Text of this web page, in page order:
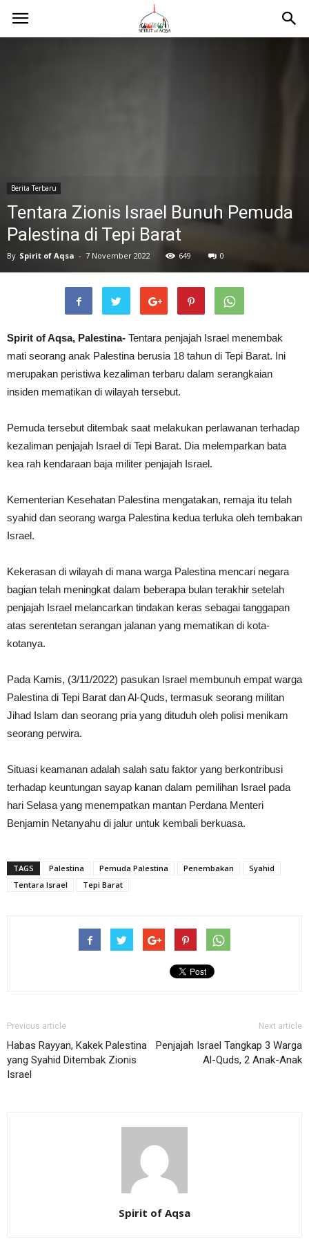
Berita Terbaru
Tentara Zionis Israel Bunuh Pemuda
Palestina di Tepi Barat
By Spirit of Aqsa - 7 November 2022 649 0
Spirit of Aqsa, Palestina- Tentara penjajah Israel menembak
mati seorang anak Palestina berusia 18 tahun di Tepi Barat. Ini
merupakan peristiwa kezaliman terbaru dalam serangkaian
insiden mematikan di wilayah tersebut.
Pemuda tersebut ditembak saat melakukan perlawanan terhadap
kezaliman penjajah Israel di Tepi Barat. Dia melemparkan bata
kea rah kendaraan baja militer penjajah Israel.
Kementerian Kesehatan Palestina mengatakan, remaja itu telah
syahid dan seorang warga Palestina kedua terluka oleh tembakan
Israel.
Kekerasan di wilayah di mana warga Palestina mencari negara
bagian telah meningkat dalam beberapa bulan terakhir setelah
penjajah Israel melancarkan tindakan keras sebagai tanggapan
atas serentetan serangan jalanan yang mematikan di kota-
kotanya.
Pada Kamis, (3/11/2022) pasukan Israel membunuh empat warga
Palestina di Tepi Barat dan Al-Quds, termasuk seorang militan
Jihad Islam dan seorang pria yang dituduh oleh polisi menikam
seorang perwira.
Situasi keamanan adalah salah satu faktor yang berkontribusi
terhadap keuntungan sayap kanan dalam pemilihan Israel pada
hari Selasa yang menempatkan mantan Perdana Menteri
Benjamin Netanyahu di jalur untuk kembali berkuasa.
TAGS Palestina Pemuda Palestina Penembakan
Syahid
Tentara Israel
Tepi Barat
Previous article
Habas Rayyan, Kakek Palestina
yang Syahid Ditembak Zionis
Israel
Next article
Penjajah Israel Tangkap 3 Warga
Al-Quds, 2 Anak-Anak
Spirit of Aqsa